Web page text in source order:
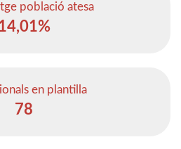
població atesa
en plantilla
78